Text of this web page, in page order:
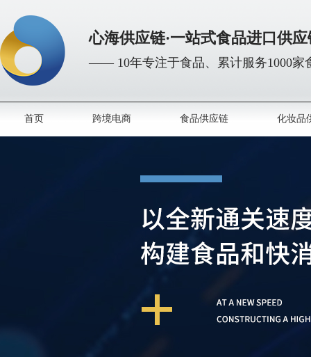
心海供应链·一站式食品进口供
—— 10年专注于食品、累计服务1000
首页 跨境电商 食品供应链 化妆品